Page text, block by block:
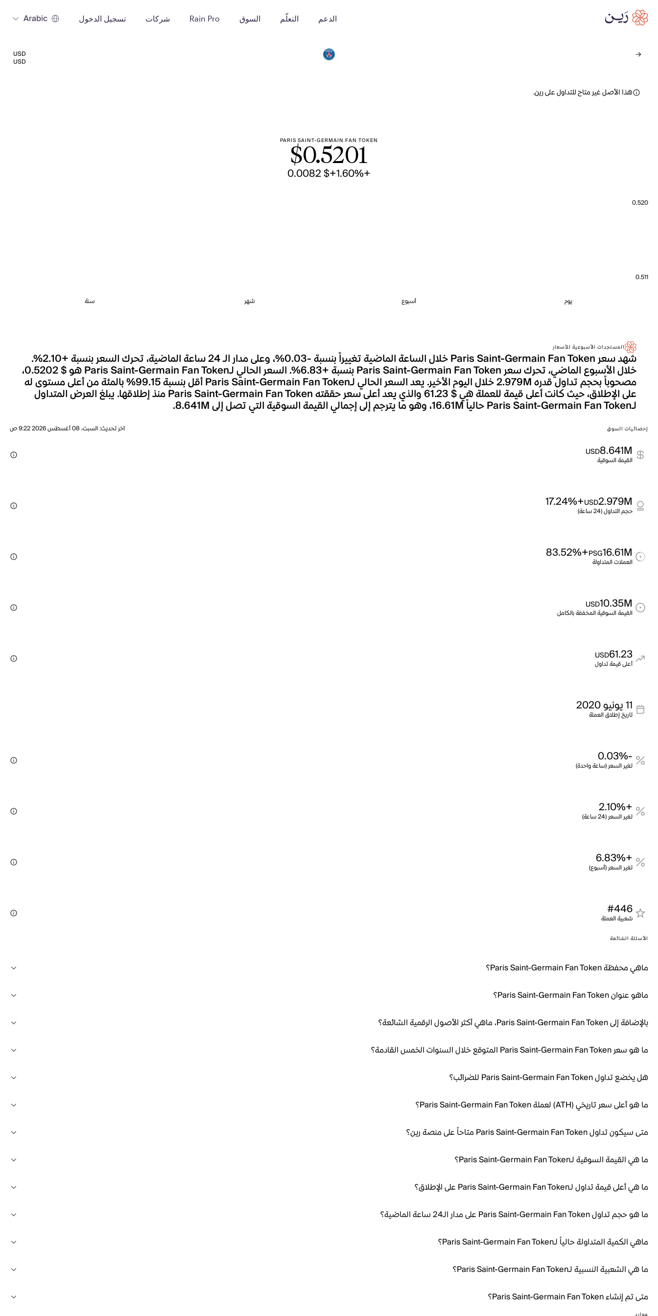
الدعم التعلّم السوق Rain Pro شركات تسجيل الدخول Arabic
USD
USD
هذا الأصل غير متاح للتداول على رين.
PARIS SAINT-GERMAIN FAN TOKEN
$0.5201
+1.60%
+$ 0.0082
0.520
0.511
يوم أسبوع شهر سنة
المستجدات الأسبوعية للأسعار
شهد سعر Paris Saint-Germain Fan Token خلال الساعة الماضية تغييراً بنسبة -0.03%، وعلى مدار الـ 24 ساعة الماضية، تحرك السعر بنسبة +2.10%.
خلال الأسبوع الماضي، تحرك سعر Paris Saint-Germain Fan Token بنسبة +6.83%. السعر الحالي لـParis Saint-Germain Fan Token هو $ 0.5202،
مصحوباً بحجم تداول قدره 2.979M خلال اليوم الأخير. يعد السعر الحالي لـParis Saint-Germain Fan Token أقل بنسبة 99.15% بالمئة من أعلى مستوى له
على الإطلاق، حيث كانت أعلى قيمة للعملة هي $ 61.23 والذي يعد أعلى سعر حققته Paris Saint-Germain Fan Token منذ إطلاقها. يبلغ العرض المتداول
لـParis Saint-Germain Fan Token حالياً 16.61M، وهو ما يترجم إلى إجمالي القيمة السوقية التي تصل إلى 8.641M.
إحصائيات السوق آخر تحديث:السبت، 08 أغسطس 2026 9:22 ص
8.641M
USD
القيمة السوقية
2.979M
USD
+17.24%
حجم التداول (24 ساعة)
16.61M
PSG
+83.52%
العملات المتداولة
10.35M
USD
القيمة السوقية المخففة بالكامل
61.23
USD
أعلى قيمة تداول
11 يونيو 2020
تاريخ إطلاق العملة
-0.03%
تغير السعر (ساعة واحدة)
+2.10%
تغير السعر (24 ساعة)
+6.83%
تغير السعر (أسبوع)
#446
شعبية العملة
الأسئلة الشائعة
ماهي محفظة Paris Saint-Germain Fan Token؟
ماهو عنوان Paris Saint-Germain Fan Token؟
بالإضافة إلى Paris Saint-Germain Fan Token، ماهي أكثر الأصول الرقمية الشائعة؟
ما هو سعر Paris Saint-Germain Fan Token المتوقع خلال السنوات الخمس القادمة؟
هل يخضع تداول Paris Saint-Germain Fan Token للضرائب؟
ما هو أعلى سعر تاريخي (ATH) لعملة Paris Saint-Germain Fan Token؟
متى سيكون تداول Paris Saint-Germain Fan Token متاحاً على منصة رين؟
ما هي القيمة السوقية لـParis Saint-Germain Fan Token؟
ما هي أعلى قيمة تداول لـParis Saint-Germain Fan Token على الإطلاق؟
ما هو حجم تداول Paris Saint-Germain Fan Token على مدار الـ24 ساعة الماضية؟
ماهي الكمية المتداولة حالياً لـParis Saint-Germain Fan Token؟
ما هي الشعبية النسبية لـParis Saint-Germain Fan Token؟
متى تم إنشاء Paris Saint-Germain Fan Token؟